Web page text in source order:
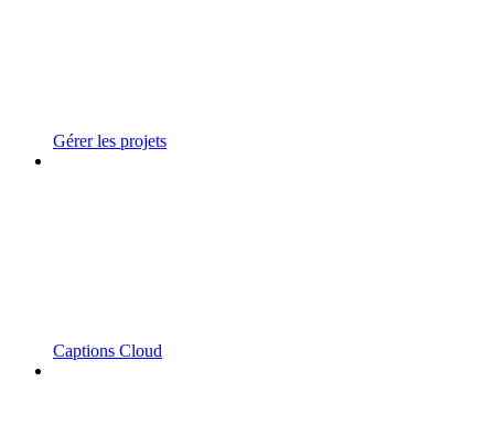
Gérer les projets
Captions Cloud